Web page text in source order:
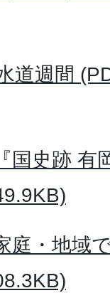
道週間
国史跡 有
庭・地域